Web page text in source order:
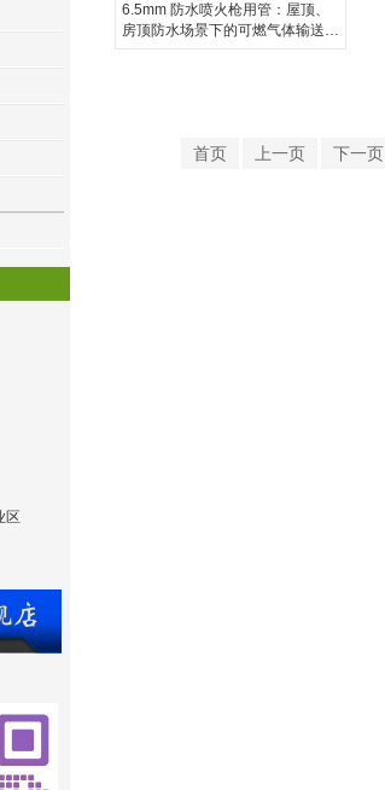
区
6.5mm 防水喷火枪用管：屋顶、
房顶防水场景下的可燃气体输送方
首页 上一页 下一页